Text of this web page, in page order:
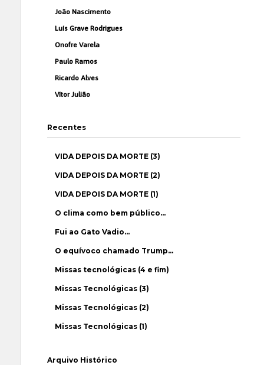
João Nascimento
Luís Grave Rodrigues
Onofre Varela
Paulo Ramos
Ricardo Alves
Vítor Julião
Recentes
VIDA DEPOIS DA MORTE (3)
VIDA DEPOIS DA MORTE (2)
VIDA DEPOIS DA MORTE (1)
O clima como bem público…
Fui ao Gato Vadio…
O equívoco chamado Trump…
Missas tecnológicas (4 e fim)
Missas Tecnológicas (3)
Missas Tecnológicas (2)
Missas Tecnológicas (1)
Arquivo Histórico